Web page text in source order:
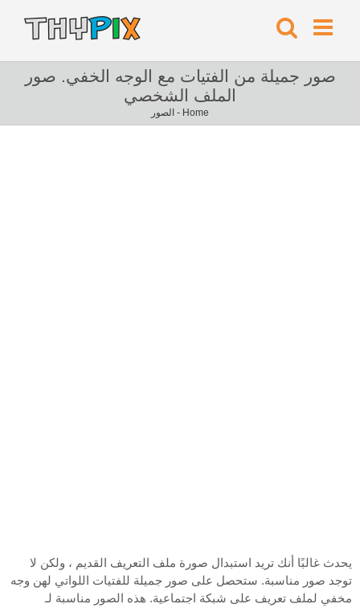
صور جميلة من الفتيات مع الوجه الخفي. صور
الملف الشخصي
Home
- الصور
يحدث غالبًا أنك تريد استبدال صورة ملف التعريف القديم ، ولكن لا
توجد صور مناسبة. ستحصل على صور جميلة للفتيات اللواتي لهن وجه
مخفي لملف تعريف على شبكة اجتماعية. هذه الصور مناسبة لـ